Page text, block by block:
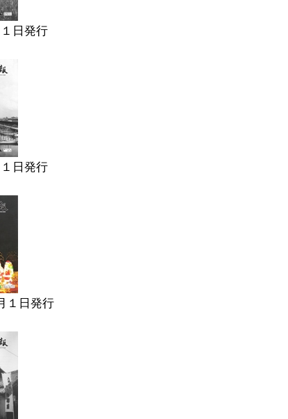
日発行
日発行
１日発行